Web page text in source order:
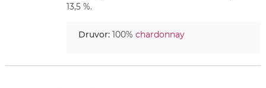
13,5 %.
Druvor:100% chardonnay